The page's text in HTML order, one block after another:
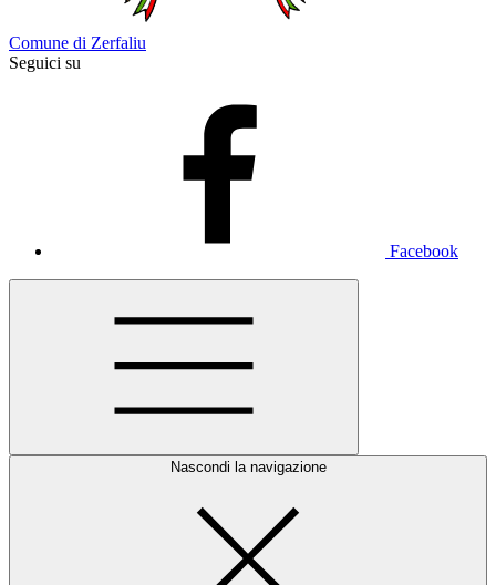
Comune di Zerfaliu
Seguici su
Facebook
Nascondi la navigazione